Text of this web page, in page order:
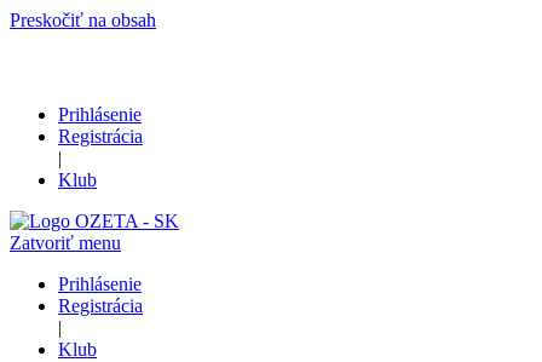
Preskočiť na obsah
Prihlásenie
Registrácia
|
Klub
Zatvoriť menu
Prihlásenie
Registrácia
|
Klub